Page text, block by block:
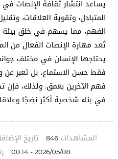
يساعد انتشار ثقافة الإنصات في
المتبادل، وتقوية العلاقات،
الفهم، مما يسهم في خلق بيئة
تُعد مهارة الإنصات الفعال من
يحتاجها الإنسان في مختلف
فقط حسن الاستماع، بل تعبر عن
فهم الآخرين بعمق. ولذلك،
في بناء شخصية أكثر نضجًا
المشاهدات 846 تاريخ
2026/05/08 - 00:14